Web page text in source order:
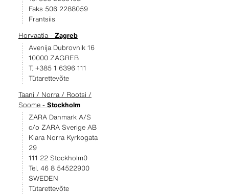
Faks 506 2288059
Frantsiis
Horvaatia - Zagreb
Avenija Dubrovnik 16
10000 ZAGREB
T. +385 1 6396 111
Tütarettevõte
Taani / Norra / Rootsi /
Soome - Stockholm
ZARA Danmark A/S
c/o ZARA Sverige AB
Klara Norra Kyrkogata
29
111 22 Stockholm0
Tel. 46 8 54522900
SWEDEN
Tütarettevõte